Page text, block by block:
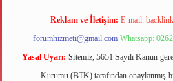
Reklam ve İletişim: E-mail:
forumhizmeti@gmail.com Whatsapp:
Yasal Uyarı: Sitemiz, 5651 Sayılı Kanun
Kurumu (BTK) tarafından onaylanmış